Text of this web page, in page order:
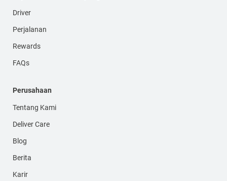
Driver
Perjalanan
Rewards
FAQs
Perusahaan
Tentang Kami
Deliver Care
Blog
Berita
Karir